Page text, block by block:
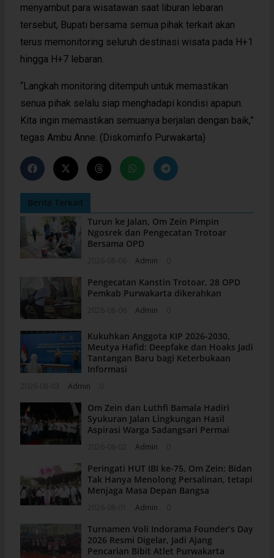
menyambut para wisatawan saat liburan lebaran
tersebut, Bupati bersama semua pihak terkait akan
terus memonitoring seluruh destinasi wisata pada H+1
hingga H+7 lebaran.
“Langkah monitoring ditempuh untuk memastikan
senua pihak selalu siap menghadapi kondisi apapun.
Kita ingin memastikan semuanya berjalan dengan baik,”
tegas Ambu Anne. (Diskominfo Purwakarta)
Berita Terkait
Turun ke Jalan, Om Zein Pimpin
Ngosrek dan Pengecatan Trotoar
Bersama OPD
Admin
Pengecatan Kanstin Trotoar, 28 OPD
Pemkab Purwakarta dikerahkan
Admin
Kukuhkan Anggota KIP 2026-2030,
Meutya Hafid: Deepfake dan Hoaks Jadi
Tantangan Baru bagi Keterbukaan
Informasi
Admin
Om Zein dan Luthfi Bamala Hadiri
Syukuran Jalan Lingkungan Hasil
Aspirasi Warga Sadangsari Permai
Admin
Peringati HUT IBI ke-75, Om Zein: Bidan
Tak Hanya Menolong Persalinan, tetapi
Menjaga Masa Depan Bangsa
Admin
Turnamen Voli Indorama Founder’s Day
2026 Resmi Digelar, Jadi Ajang
Pencarian Bibit Atlet Purwakarta